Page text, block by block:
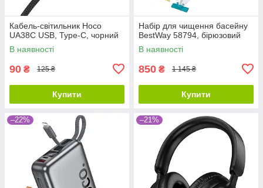
Кабель-світильник Hoco
UA38C USB, Type-C, чорний
В наявності
90 ₴ 125 ₴
Купити
Набір для чищення басейну
BestWay 58794, бірюзовий
В наявності
850 ₴ 1 145 ₴
Купити
–22% –21%